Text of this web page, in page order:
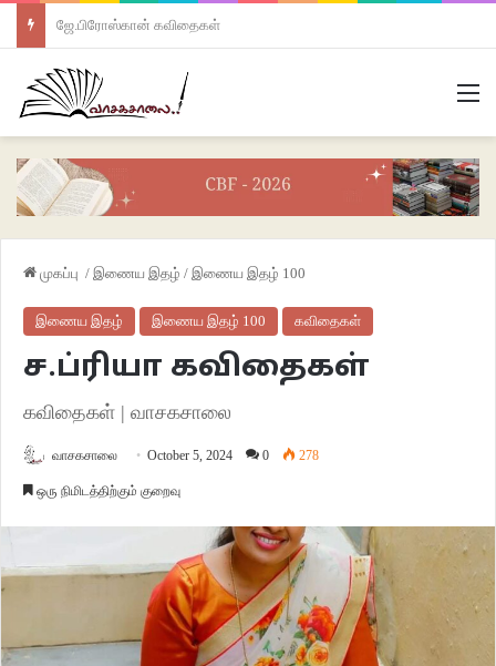
ஜே.பிரோஸ்கான் கவிதைகள்
முகப்பு / இணைய இதழ் / இணைய இதழ் 100
இணைய இதழ் இணைய இதழ் 100 கவிதைகள்
ச.ப்ரியா கவிதைகள்
கவிதைகள் | வாசகசாலை
வாசகசாலை October 5, 2024 0 278
ஒரு நிமிடத்திற்கும் குறைவு